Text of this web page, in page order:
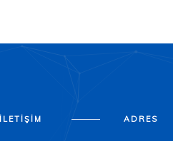
İLETIŞIM ADRES